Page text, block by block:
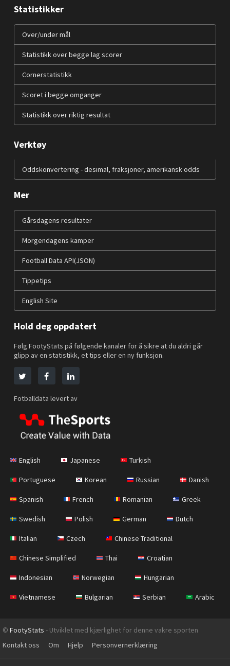
Statistikker
Over/under mål
Statistikk over begge lag scorer
Cornerstatistikk
Scoret i begge omganger
Statistikk over riktig resultat
Verktøy
Oddskonvertering - desimal, fraksjoner, amerikansk odds
Mer
Gårsdagens resultater
Morgendagens kamper
Football Data API(JSON)
Tippetips
English Site
Hold deg oppdatert
Følg FootyStats på følgende kanaler for å sikre at du aldri går
glipp av en statistikk, et tips eller en ny funksjon.
Fotballdata levert av
English Japanese Turkish
Portuguese Korean Russian Danish
Spanish French Romanian Greek
Swedish Polish German Dutch
Italian Czech Chinese Traditional
Chinese Simplified Thai Croatian
Indonesian Norwegian Hungarian
Vietnamese Bulgarian Serbian Arabic
© FootyStats - Utviklet med kjærlighet for denne vakre sporten
Kontakt oss
Om Hjelp Personvernerklæring